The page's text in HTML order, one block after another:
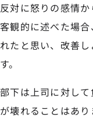
反対に怒りの感情
客観的に述べた場
れたと思い、改善
す。
部下は上司に対し
が壊れることはあり